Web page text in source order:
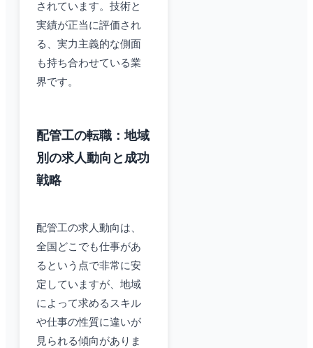
されています。技術と
実績が正当に評価され
る、実力主義的な側面
も持ち合わせている業
界です。
配管工の転職：地域
別の求人動向と成功
戦略
配管工の求人動向は、
全国どこでも仕事があ
るという点で非常に安
定していますが、地域
によって求めるスキル
や仕事の性質に違いが
見られる傾向がありま